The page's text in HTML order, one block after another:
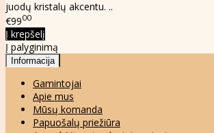
juodų kristalų akcentu. ..
€9900
Į krepšelį
Į palyginimą
Informacija
Gamintojai
Apie mus
Mūsų komanda
Papuošalų priežiūra